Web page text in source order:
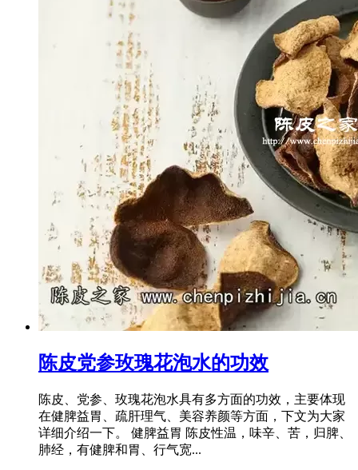
陈皮党参玫瑰花泡水的功效
陈皮、党参、玫瑰花泡水具有多方面的功效，主要体现
在健脾益胃、疏肝理气、美容养颜等方面，下文为大家
详细介绍一下。 健脾益胃 陈皮性温，味辛、苦，归脾、
肺经，有健脾和胃、行气宽...